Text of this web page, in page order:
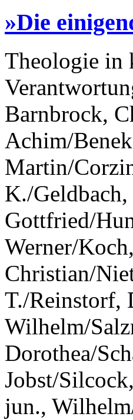
»Die
Theologie in
Barnbrock,
Achim/
Martin/
K./
Gottfried/
Werner/
Christian/
T./Reinstorf,
Wilhelm/
Dorothea/
Jobst/
jun.,